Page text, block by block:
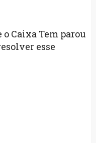
Caixa Tem parou
esse